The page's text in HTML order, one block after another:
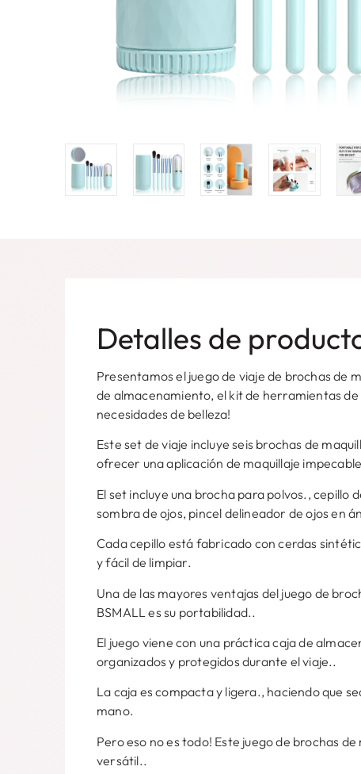
Detalles de
Presentamos el juego de viaje de brochas de
de almacenamiento, el kit de herramientas
necesidades de belleza!
Este set de viaje incluye seis brochas de
ofrecer una aplicación de maquillaje
El set incluye una brocha para polvos., cepillo
sombra de ojos, pincel delineador de ojos en
Cada cepillo está fabricado con cerdas
y fácil de limpiar.
Una de las mayores ventajas del juego de
BSMALL es su portabilidad..
El juego viene con una práctica caja de
organizados y protegidos durante el viaje..
La caja es compacta y ligera., haciendo que
mano.
Pero eso no es todo! Este juego de brochas
versátil..